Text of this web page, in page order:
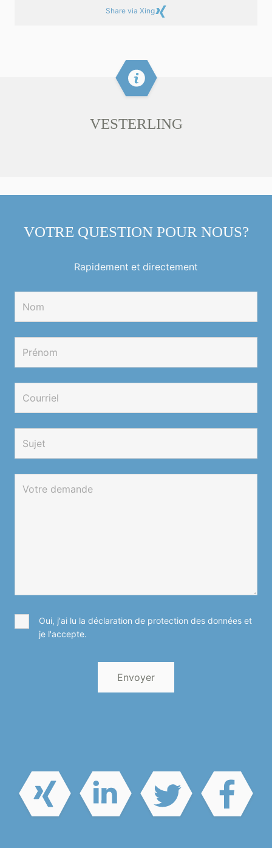
Share via Xing
VESTERLING
VOTRE QUESTION POUR NOUS?
Rapidement et directement
Oui, j'ai lu la déclaration de protection des données et
je l'accepte.